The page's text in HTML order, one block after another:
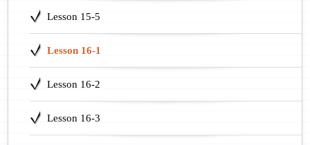
Lesson 15-5
Lesson 16-1
Lesson 16-2
Lesson 16-3